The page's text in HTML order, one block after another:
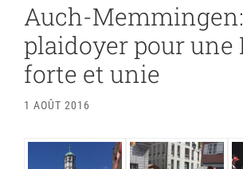
Auch-Memmingen:
plaidoyer pour une
forte et unie
1 AOÛT 2016